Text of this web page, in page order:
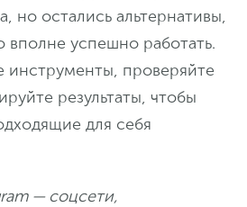
но остались альтернативы,
успешно работать.
инструменты, проверяйте
результаты, чтобы
для себя
— соцсети,